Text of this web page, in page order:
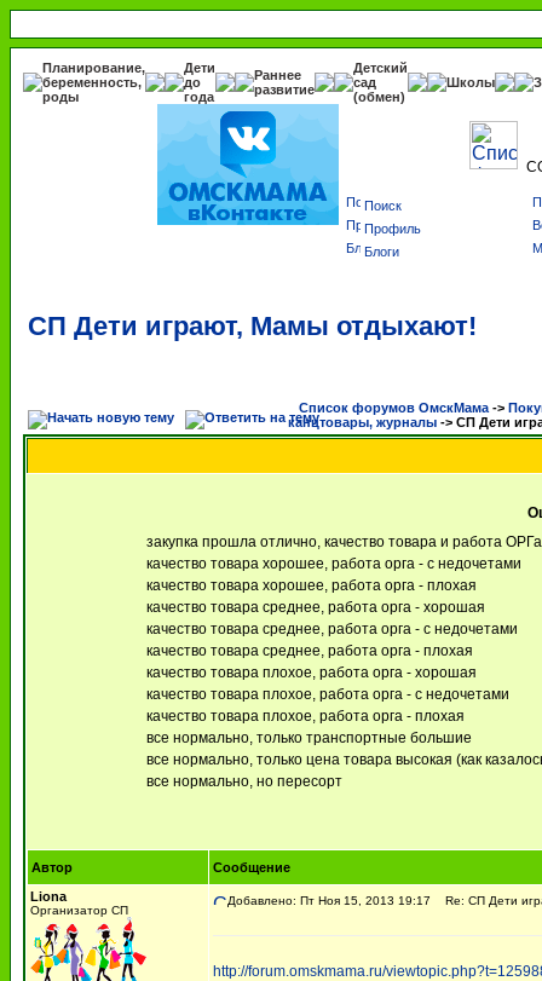
Планирование,
беременность,
роды
Дети
до
года
Раннее
развитие
Детский
сад
(обмен)
Школы
Поиск
Профиль
Блоги
СП Дети играют, Мамы отдыхают!
Список форумов ОмскМама ->
канцтовары, журналы -> СП Дети
закупка прошла отлично, качество товара и работа
качество товара хорошее, работа орга - с недочетами
качество товара хорошее, работа орга - плохая
качество товара среднее, работа орга - хорошая
качество товара среднее, работа орга - с недочетами
качество товара среднее, работа орга - плохая
качество товара плохое, работа орга - хорошая
качество товара плохое, работа орга - с недочетами
качество товара плохое, работа орга - плохая
все нормально, только транспортные большие
все нормально, только цена товара высокая (как
все нормально, но пересорт
Автор
Сообщение
Liona
Организатор СП
Добавлено: Пт Ноя 15, 2013 19:17 Re: СП Дети
http://forum.omskmama.ru/